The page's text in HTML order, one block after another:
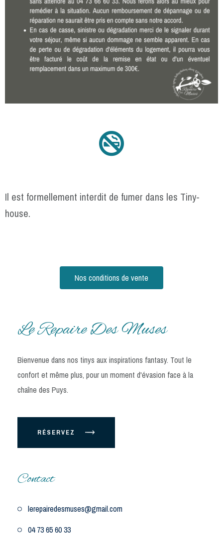
Il est formellement interdit de fumer dans les Tiny-
house.
Nos conditions de vente
Le Repaire Des Muses
Bienvenue dans nos tinys aux inspirations fantasy. Tout le
confort et même plus, pour un moment d'évasion face à la
chaîne des Puys.
RÉSERVEZ
Contact
lerepairedesmuses@gmail.com
04 73 65 60 33